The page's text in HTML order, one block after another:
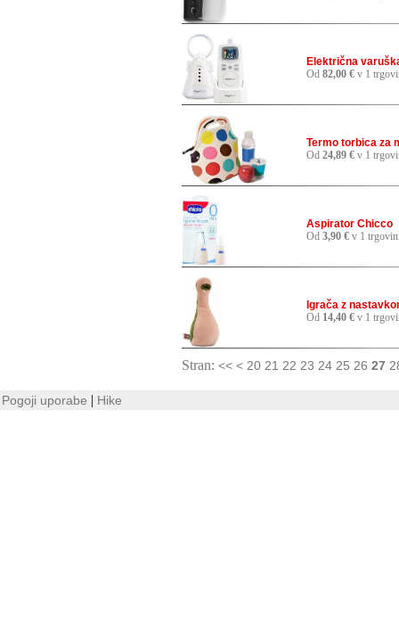
Električna
Od 82,00 € v 1
Termo torbica za
Od 24,89 € v 1
Aspirator Chicco
Od 3,90 € v 1
Igrača z
Od 14,40 € v 1
Stran: << < 20 21 22 23 24 25 26 27
Pogoji uporabe | Hike